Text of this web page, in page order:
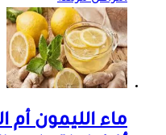
ماء الليمون أم